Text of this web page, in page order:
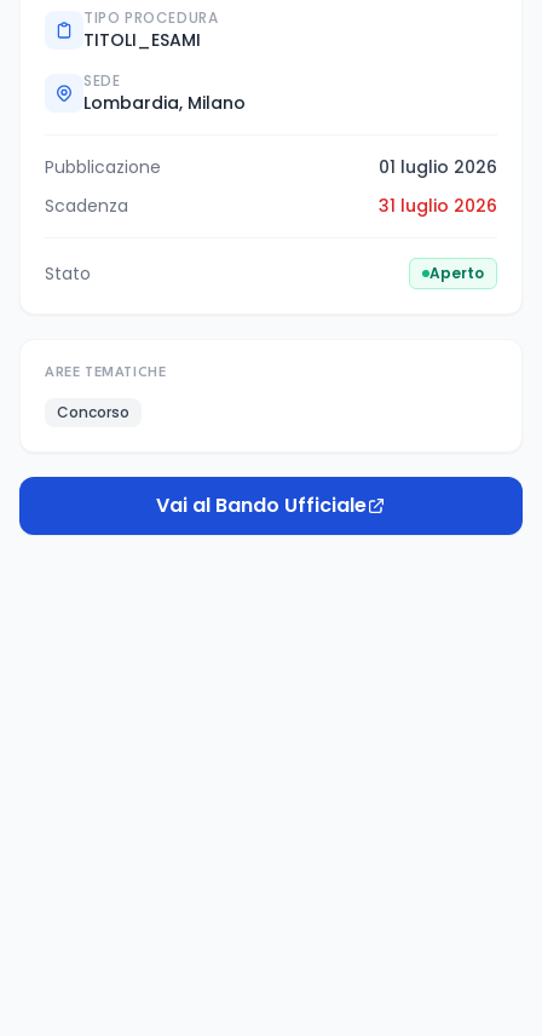
TIPO PROCEDURA
TITOLI_ESAMI
SEDE
Lombardia, Milano
Pubblicazione
01 luglio 2026
Scadenza
31 luglio 2026
Stato Aperto
AREE TEMATICHE
Concorso
Vai al Bando Ufficiale